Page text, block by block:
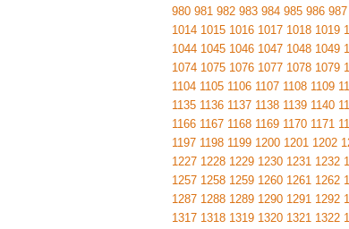
980 981 982 983 984 985 986 987
1014 1015 1016 1017 1018 1019
1044 1045 1046 1047 1048 1049
1074 1075 1076 1077 1078 1079
1104 1105 1106 1107 1108 1109
1135 1136 1137 1138 1139 1140
1166 1167 1168 1169 1170 1171
1197 1198 1199 1200 1201 1202
1227 1228 1229 1230 1231 1232
1257 1258 1259 1260 1261 1262
1287 1288 1289 1290 1291 1292
1317 1318 1319 1320 1321 1322